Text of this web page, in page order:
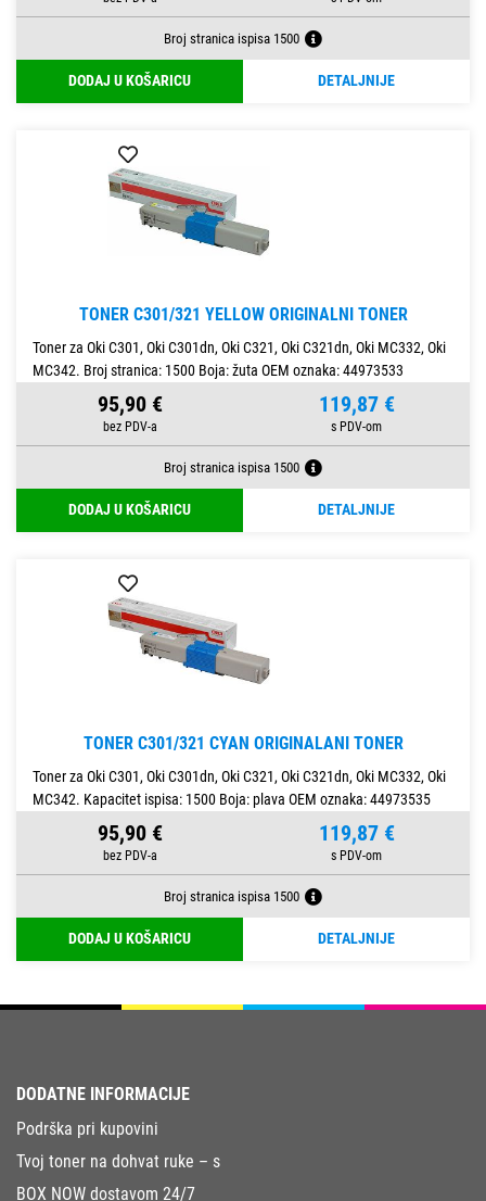
Broj stranica ispisa 1500
DODAJ U KOŠARICU DETALJNIJE
TONER C301/321 YELLOW ORIGINALNI TONER
Toner za Oki C301, Oki C301dn, Oki C321, Oki C321dn, Oki MC332, Oki
MC342. Broj stranica: 1500 Boja: žuta OEM oznaka: 44973533
95,90 € 119,87 €
Broj stranica ispisa 1500
DODAJ U KOŠARICU DETALJNIJE
TONER C301/321 CYAN ORIGINALANI TONER
Toner za Oki C301, Oki C301dn, Oki C321, Oki C321dn, Oki MC332, Oki
MC342. Kapacitet ispisa: 1500 Boja: plava OEM oznaka: 44973535
95,90 € 119,87 €
Broj stranica ispisa 1500
DODAJ U KOŠARICU DETALJNIJE
DODATNE INFORMACIJE
Podrška pri kupovini
Tvoj toner na dohvat ruke – s
BOX NOW dostavom 24/7